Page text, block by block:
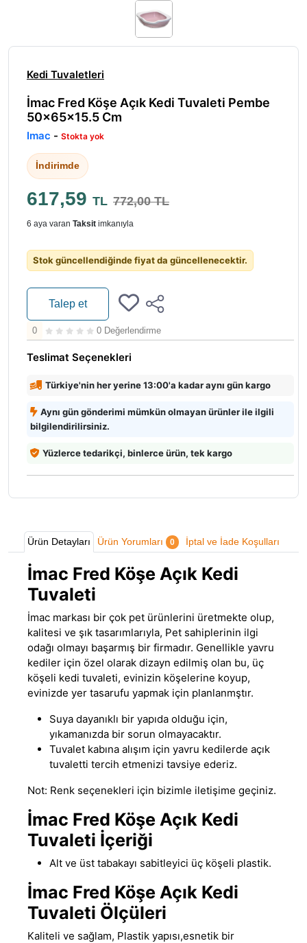
Kedi Tuvaletleri
İmac Fred Köşe Açık Kedi Tuvaleti Pembe
50x65x15.5 Cm
Imac - Stokta yok
İndirimde
617,59 TL 772,00 TL
6 aya varan Taksit imkanıyla
Stok güncellendiğinde fiyat da güncellenecektir.
Talep et
0 0 Değerlendirme
Teslimat Seçenekleri
Türkiye'nin her yerine 13:00'a kadar aynı gün kargo
Aynı gün gönderimi mümkün olmayan ürünler ile ilgili
bilgilendirilirsiniz.
Yüzlerce tedarikçi, binlerce ürün, tek kargo
Ürün Detayları Ürün Yorumları 0 İptal ve İade Koşulları
İmac Fred Köşe Açık Kedi
Tuvaleti
İmac markası bir çok pet ürünlerini üretmekte olup,
kalitesi ve şık tasarımlarıyla, Pet sahiplerinin ilgi
odağı olmayı başarmış bir firmadır. Genellikle yavru
kediler için özel olarak dizayn edilmiş olan bu, üç
köşeli kedi tuvaleti, evinizin köşelerine koyup,
evinizde yer tasarufu yapmak için planlanmştır.
Suya dayanıklı bir yapıda olduğu için,
yıkamanızda bir sorun olmayacaktır.
Tuvalet kabına alışım için yavru kedilerde açık
tuvaletti tercih etmenizi tavsiye ederiz.
Not: Renk seçenekleri için bizimle iletişime geçiniz.
İmac Fred Köşe Açık Kedi
Tuvaleti İçeriği
Alt ve üst tabakayı sabitleyici üç köşeli plastik.
İmac Fred Köşe Açık Kedi
Tuvaleti Ölçüleri
Kaliteli ve sağlam, Plastik yapısı,esnetik bir